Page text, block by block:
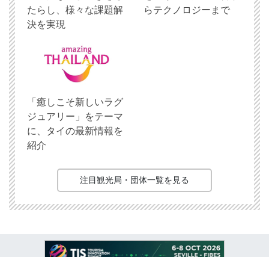
たらし、様々な課題解
決を実現
らテクノロジーまで
「癒しこそ新しいラグ
ジュアリー」をテーマ
に、タイの最新情報を
紹介
注目観光局・団体一覧を見る